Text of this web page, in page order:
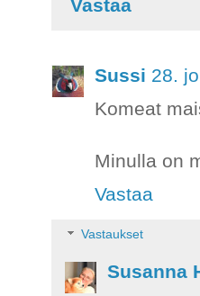
Vastaa
Sussi 28.
Komeat
Minulla on
Vastaa
Vastaukset
Susanna